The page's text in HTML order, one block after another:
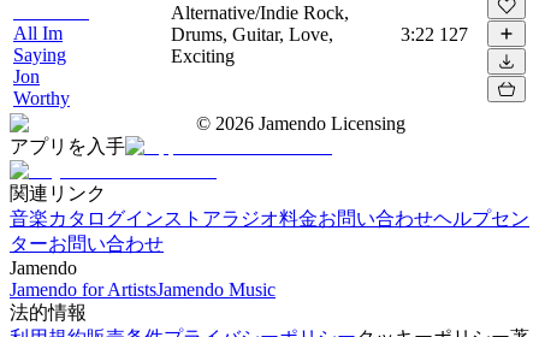
All Im
Saying
Jon
Worthy
Alternative/Indie Rock,
Drums, Guitar, Love,
Exciting
3:22 127
© 2026 Jamendo Licensing
アプリを入手
関連リンク
音楽カタログインストアラジオ料金お問い合わせヘルプセン
ターお問い合わせ
Jamendo
Jamendo for ArtistsJamendo Music
法的情報